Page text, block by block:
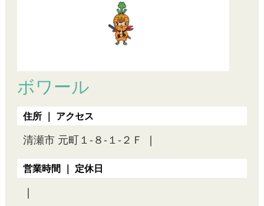
ボワール
住所 ｜ アクセス
清瀬市 元町１-８-１-２Ｆ ｜
営業時間 ｜ 定休日
｜